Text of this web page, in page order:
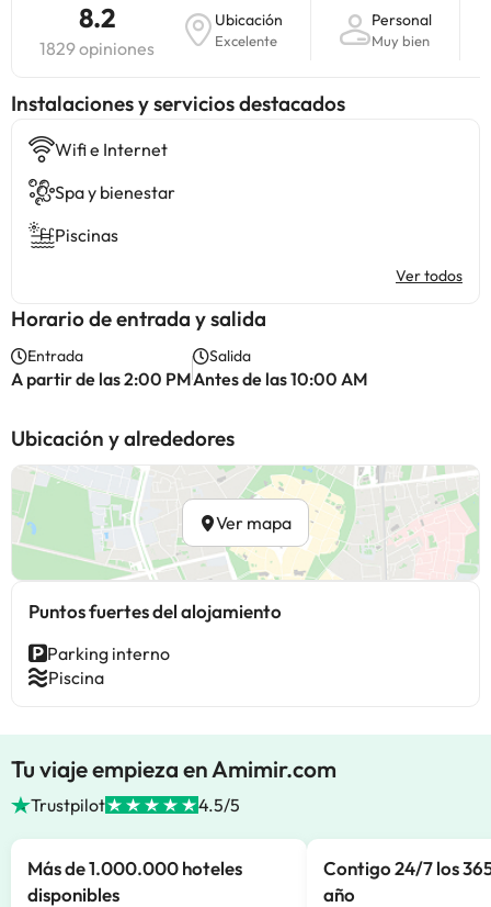
8.2
1829 opiniones
Ubicación
Excelente
Personal
Muy bien
Instalaciones y servicios destacados
Wifi e Internet
Spa y bienestar
Piscinas
Ver todos
Horario de entrada y salida
Entrada
A partir de las 2:00 PM
Salida
Antes de las 10:00 AM
Ubicación y alrededores
Ver mapa
Puntos fuertes del alojamiento
Parking interno
Piscina
Tu viaje empieza en Amimir.com
Trustpilot 4.5/5
Más de 1.000.000 hoteles
disponibles
Contigo 24/7 los
año